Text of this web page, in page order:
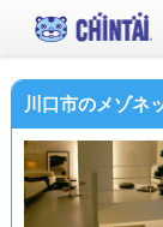
川口市のメゾネ